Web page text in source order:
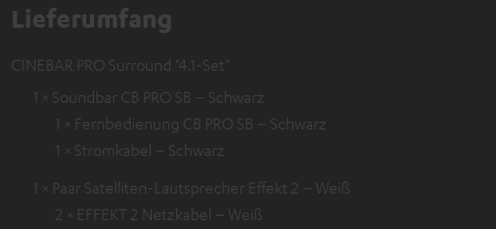
Lieferumfang
CINEBAR PRO Surround "4.1-Set"
1 × Soundbar CB PRO SB – Schwarz
1 × Fernbedienung CB PRO SB – Schwarz
1 × Stromkabel – Schwarz
1 × Paar Satelliten-Lautsprecher Effekt 2 – Weiß
2 × EFFEKT 2 Netzkabel – Weiß